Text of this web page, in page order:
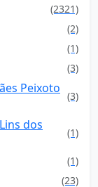
(2321)
(2)
(1)
(3)
Peixoto
(3)
dos
(1)
(1)
(23)